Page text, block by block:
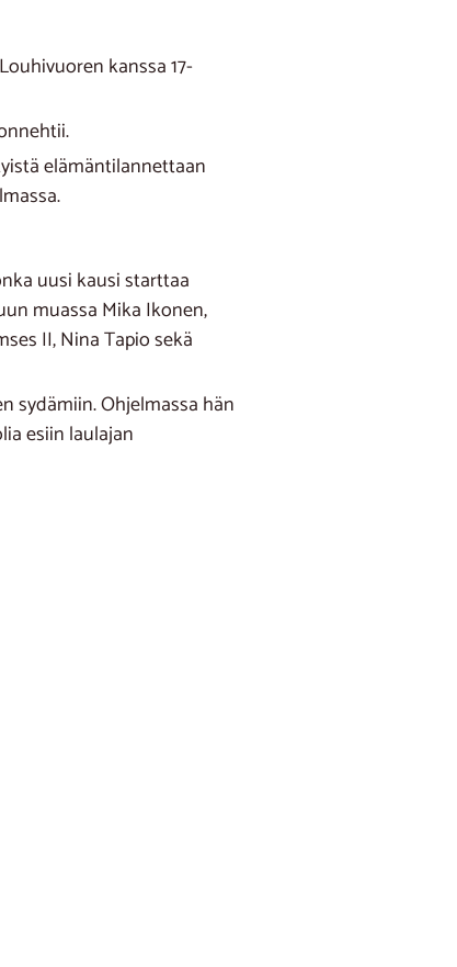
kanssa 17-
elämäntilannettaan
uusi kausi starttaa
muassa Mika Ikonen,
II, Nina Tapio sekä
sydämiin. Ohjelmassa hän
esiin laulajan